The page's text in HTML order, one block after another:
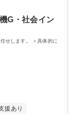
献
たホスピタリティ
務を行っておりま
G・社会イン
せします。 ＜具体的に
援あり